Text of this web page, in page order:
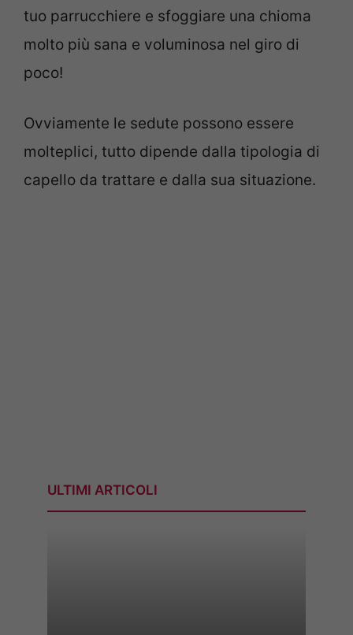
tuo parrucchiere e sfoggiare una chioma
molto più sana e voluminosa nel giro di
poco!
Ovviamente le sedute possono essere
molteplici, tutto dipende dalla tipologia di
capello da trattare e dalla sua situazione.
ULTIMI ARTICOLI